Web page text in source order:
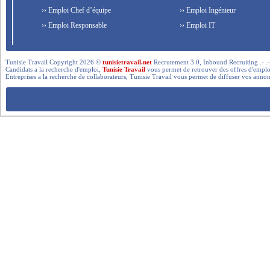
›› Emploi Chef d’équipe
›› Emploi Responsable
›› Emploi Ingénieur
›› Emploi IT
Tunisie Travail Copyright 2026 ©tunisietravail.net Recrutement 3.0, Inbound Recruiting .-
Candidats a la recherche d'emploi,Tunisie Travail vous permet de retrouver des offres
Entreprises a la recherche de collaborateurs, Tunisie Travail vous permet de diffuser vos